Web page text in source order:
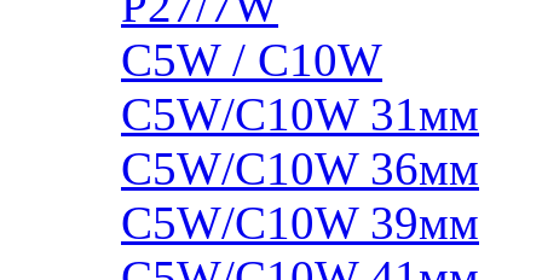
C5W / C10W
C5W/C10W 31мм
C5W/C10W 36мм
C5W/C10W 39мм